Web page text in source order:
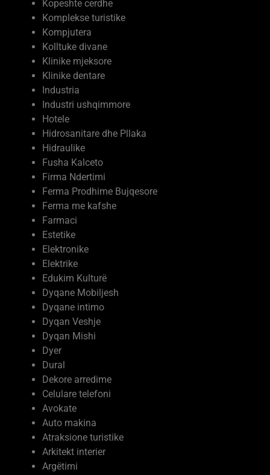
Komplekse turistike
Kompjutera
Kolltuke divane
Klinike mjeksore
Klinike dentare
Industria
Industri ushqimmore
Hotele
Hidrosanitare dhe Pllaka
Hidraulike
Fusha Kalceto
Firma Ndertimi
Ferma Prodhime Bujqesore
Ferma me kafshe
Farmaci
Estetike
Elektronike
Elektrike
Edukim Kulturë
Dyqane Mobiljesh
Dyqane intimo
Dyqan Veshje
Dyqan Mishi
Dyer
Dural
Dekore arredime
Celulare telefoni
Avokate
Auto makina
Atraksione turistike
Arkitekt interier
Argëtimi